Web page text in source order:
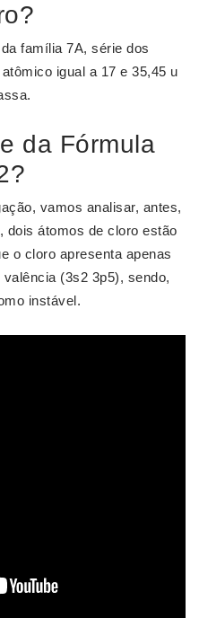
da família 7A, série dos
igual a 17 e 35,45 u
da Fórmula
vamos analisar, antes,
dois átomos de cloro estão
o cloro apresenta apenas
(3s2 3p5), sendo,
instável.